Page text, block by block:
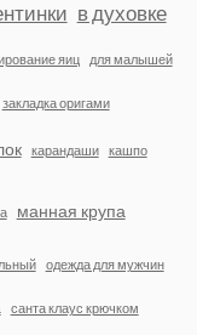
в духовке
яиц для малышей
закладка оригами
карандаши кашпо
манная крупа
одежда для мужчин
санта клаус крючком